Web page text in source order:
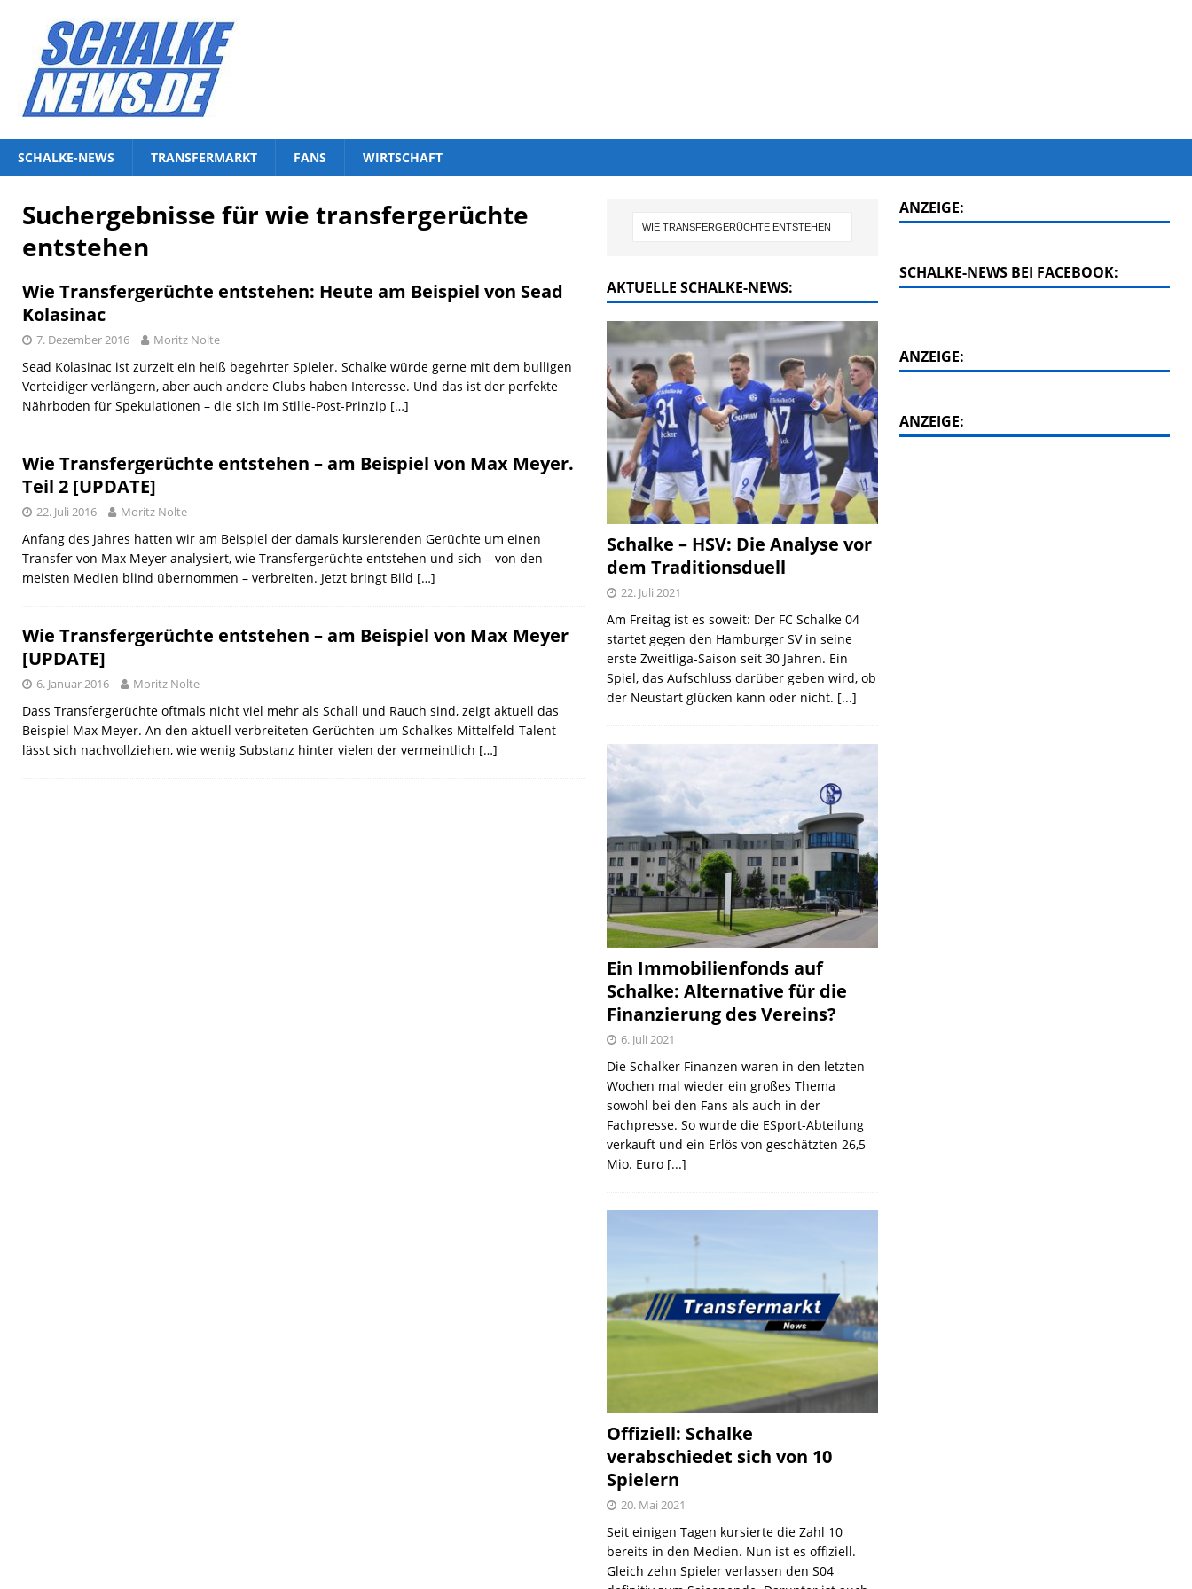
SCHALKE-NEWS TRANSFERMARKT FANS WIRTSCHAFT
Suchergebnisse für wie transfergerüchte
entstehen
Wie Transfergerüchte entstehen: Heute am Beispiel von Sead
Kolasinac
7. Dezember 2016 Moritz Nolte
Sead Kolasinac ist zurzeit ein heiß begehrter Spieler. Schalke würde gerne mit dem bulligen
Verteidiger verlängern, aber auch andere Clubs haben Interesse. Und das ist der perfekte
Nährboden für Spekulationen – die sich im Stille-Post-Prinzip […]
Wie Transfergerüchte entstehen – am Beispiel von Max Meyer.
Teil 2 [UPDATE]
22. Juli 2016 Moritz Nolte
Anfang des Jahres hatten wir am Beispiel der damals kursierenden Gerüchte um einen
Transfer von Max Meyer analysiert, wie Transfergerüchte entstehen und sich – von den
meisten Medien blind übernommen – verbreiten. Jetzt bringt Bild […]
Wie Transfergerüchte entstehen – am Beispiel von Max Meyer
[UPDATE]
6. Januar 2016 Moritz Nolte
Dass Transfergerüchte oftmals nicht viel mehr als Schall und Rauch sind, zeigt aktuell das
Beispiel Max Meyer. An den aktuell verbreiteten Gerüchten um Schalkes Mittelfeld-Talent
lässt sich nachvollziehen, wie wenig Substanz hinter vielen der vermeintlich […]
AKTUELLE SCHALKE-NEWS:
Schalke – HSV: Die Analyse vor
dem Traditionsduell
22. Juli 2021
Am Freitag ist es soweit: Der FC Schalke 04
startet gegen den Hamburger SV in seine
erste Zweitliga-Saison seit 30 Jahren. Ein
Spiel, das Aufschluss darüber geben wird, ob
der Neustart glücken kann oder nicht. [...]
Ein Immobilienfonds auf
Schalke: Alternative für die
Finanzierung des Vereins?
6. Juli 2021
Die Schalker Finanzen waren in den letzten
Wochen mal wieder ein großes Thema
sowohl bei den Fans als auch in der
Fachpresse. So wurde die ESport-Abteilung
verkauft und ein Erlös von geschätzten 26,5
Mio. Euro [...]
Offiziell: Schalke
verabschiedet sich von 10
Spielern
20. Mai 2021
Seit einigen Tagen kursierte die Zahl 10
bereits in den Medien. Nun ist es offiziell.
Gleich zehn Spieler verlassen den S04
ANZEIGE:
SCHALKE-NEWS BEI FACEBOOK:
ANZEIGE:
ANZEIGE: